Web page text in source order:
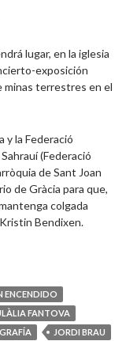
lugar, en la iglesia
exposición
minas terrestres en el
y la Federació
(Federació
de Sant Joan
de Gràcia para que,
colgada
Bendixen.
las víctimas de minas
ENCENDIDO
FANTOVA
JORDI BRAU